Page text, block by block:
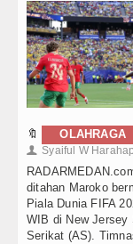
🔖 OLAHRAGA
👤 Syaiful W Harahap
ditahan Maroko
Piala Dunia FIFA
WIB di New Jersey
Serikat (AS).